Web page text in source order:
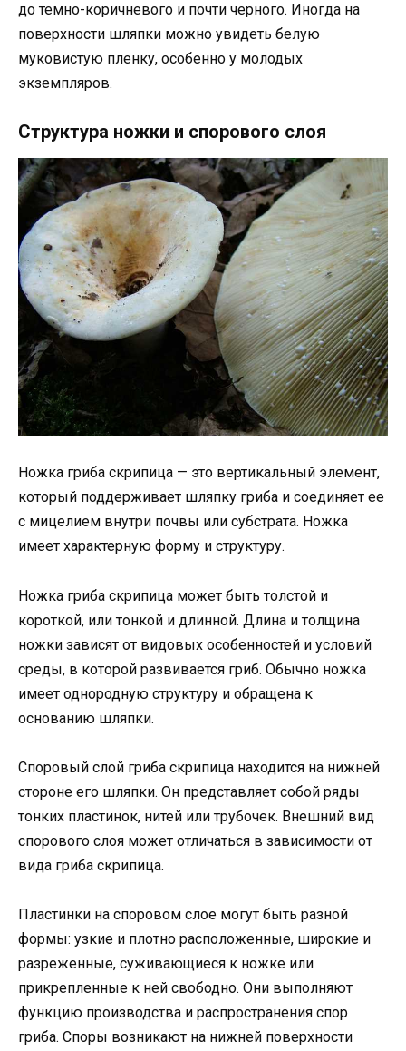
до темно-коричневого и почти черного. Иногда на
поверхности шляпки можно увидеть белую
муковистую пленку, особенно у молодых
экземпляров.
Структура ножки и спорового слоя
Ножка гриба скрипица — это вертикальный элемент,
который поддерживает шляпку гриба и соединяет ее
с мицелием внутри почвы или субстрата. Ножка
имеет характерную форму и структуру.
Ножка гриба скрипица может быть толстой и
короткой, или тонкой и длинной. Длина и толщина
ножки зависят от видовых особенностей и условий
среды, в которой развивается гриб. Обычно ножка
имеет однородную структуру и обращена к
основанию шляпки.
Споровый слой гриба скрипица находится на нижней
стороне его шляпки. Он представляет собой ряды
тонких пластинок, нитей или трубочек. Внешний вид
спорового слоя может отличаться в зависимости от
вида гриба скрипица.
Пластинки на споровом слое могут быть разной
формы: узкие и плотно расположенные, широкие и
разреженные, суживающиеся к ножке или
прикрепленные к ней свободно. Они выполняют
функцию производства и распространения спор
гриба. Споры возникают на нижней поверхности